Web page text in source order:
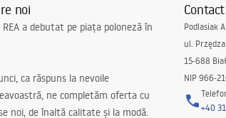
noi
REA a debutat pe piața poloneză în
ca răspuns la nevoile
ne completăm oferta cu
noi, de înaltă calitate și la modă.
Contact
Podlasiak
ul.
15-688
NIP 966-
+40